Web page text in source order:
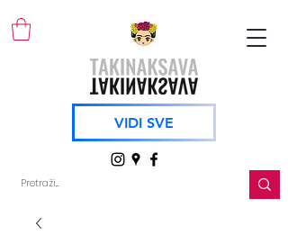
VIDI SVE